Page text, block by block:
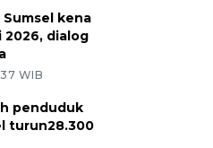
kena
2026, dialog
WIB
penduduk
turun28.300